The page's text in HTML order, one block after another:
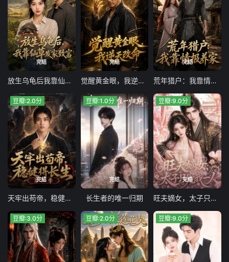
完结
放生乌龟后我靠仙草发家致富
完结
觉醒黄金眼，我逆天改命
完结
荒年猎户：我靠情报养家
完结
豆瓣:2.0分
天牢出苟帝，稳健得长生第二季
完结
豆瓣:1.0分
长生者的唯一归期
完结
豆瓣:9.0分
旺夫嫡女，太子只宠我一人
豆瓣:3.0分 豆瓣:2.0分 豆瓣:9.0分